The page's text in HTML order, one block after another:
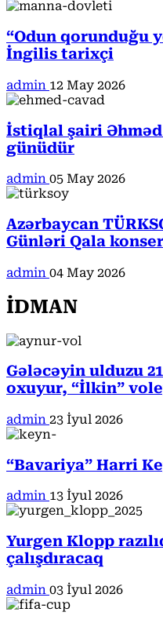
“Odun qorunduğu
İngilis tarixçi
admin 12 May 2026
İstiqlal şairi Əhməd
günüdür
admin 05 May 2026
Azərbaycan
Günləri Qala
admin 04 May 2026
İDMAN
Gələcəyin ulduzu
oxuyur, “İlkin”
admin 23 İyul 2026
“Bavariya” Harri
admin 13 İyul 2026
Yurgen Klopp
çalışdıracaq
admin 03 İyul 2026